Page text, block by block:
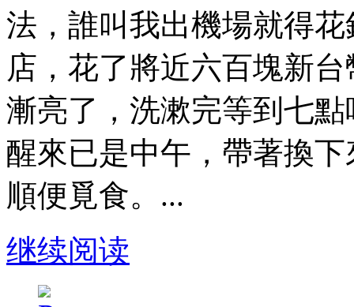
法，誰叫我出機場就得
店，花了將近六百塊新
漸亮了，洗漱完等到七
醒來已是中午，帶著換
順便覓食。...
继续阅读